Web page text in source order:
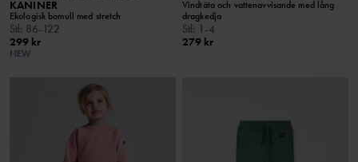
KANINER
Ekologisk bomull med stretch
Stl: 86-122
299 kr
NEW
Vindtäta och vattenavvisande med lång
dragkedja
Stl: 1-4
279 kr